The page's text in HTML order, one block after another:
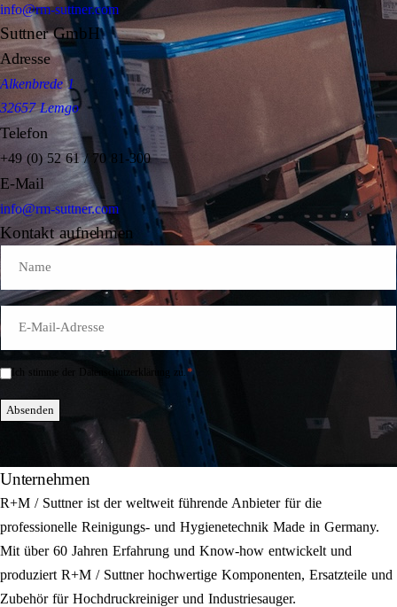
info@rm-suttner.com
Suttner GmbH
Adresse
Alkenbrede 1
32657 Lemgo
Telefon
+49 (0) 52 61 / 70 81-300
E-Mail
info@rm-suttner.com
Kontakt aufnehmen
Mail
Einwilligung
Ich stimme der Datenschutzerklärung zu.*
Absenden
Unternehmen
R+M / Suttner ist der weltweit führende Anbieter für die
professionelle Reinigungs- und Hygienetechnik Made in Germany.
Mit über 60 Jahren Erfahrung und Know-how entwickelt und
produziert R+M / Suttner hochwertige Komponenten, Ersatzteile und
Zubehör für Hochdruckreiniger und Industriesauger.